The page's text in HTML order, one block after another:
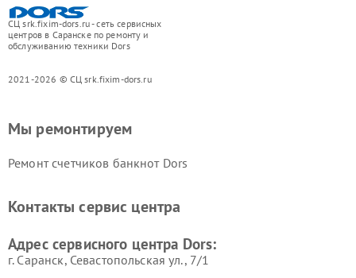
СЦ srk.fixim-dors.ru - сеть сервисных
центров в Саранске по ремонту и
обслуживанию техники Dors
2021-2026 © СЦ srk.fixim-dors.ru
Мы ремонтируем
Ремонт счетчиков банкнот Dors
Контакты сервис центра
Адрес сервисного центра Dors:
г. Саранск, Севастопольская ул., 7/1